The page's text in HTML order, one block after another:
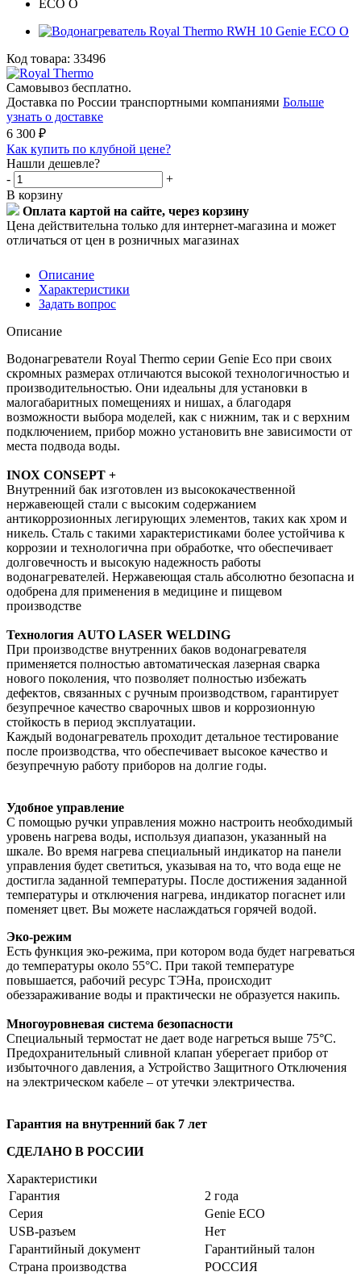
Код товара: 33496
Самовывоз бесплатно.
Доставка по России транспортными компаниями Больше
узнать о доставке
6 300 ₽
Как купить по клубной цене?
Нашли дешевле?
-
+
В корзину
Оплата картой на сайте, через корзину
Цена действительна только для интернет-магазина и может
отличаться от цен в розничных магазинах
Описание
Характеристики
Задать вопрос
Описание
Водонагреватели Royal Thermo серии Genie Eco при своих
скромных размерах отличаются высокой технологичностью и
производительностью. Они идеальны для установки в
малогабаритных помещениях и нишах, а благодаря
возможности выбора моделей, как с нижним, так и с верхним
подключением, прибор можно установить вне зависимости от
места подвода воды.
INOX CONSEPT +
Внутренний бак изготовлен из высококачественной
нержавеющей стали с высоким содержанием
антикоррозионных легирующих элементов, таких как хром и
никель. Сталь с такими характеристиками более устойчива к
коррозии и технологична при обработке, что обеспечивает
долговечность и высокую надежность работы
водонагревателей. Нержавеющая сталь абсолютно безопасна и
одобрена для применения в медицине и пищевом
производстве
Технология AUTO LASER WELDING
При производстве внутренних баков водонагревателя
применяется полностью автоматическая лазерная сварка
нового поколения, что позволяет полностью избежать
дефектов, связанных с ручным производством, гарантирует
безупречное качество сварочных швов и коррозионную
стойкость в период эксплуатации.
Каждый водонагреватель проходит детальное тестирование
после производства, что обеспечивает высокое качество и
безупречную работу приборов на долгие годы.
Удобное управление
С помощью ручки управления можно настроить необходимый
уровень нагрева воды, используя диапазон, указанный на
шкале. Во время нагрева специальный индикатор на панели
управления будет светиться, указывая на то, что вода еще не
достигла заданной температуры. После достижения заданной
температуры и отключения нагрева, индикатор погаснет или
поменяет цвет. Вы можете наслаждаться горячей водой.
Эко-режим
Есть функция эко-режима, при котором вода будет нагреваться
до температуры около 55°С. При такой температуре
повышается, рабочий ресурс ТЭНа, происходит
обеззараживание воды и практически не образуется накипь.
Многоуровневая система безопасности
Специальный термостат не дает воде нагреться выше 75°C.
Предохранительный сливной клапан уберегает прибор от
избыточного давления, а Устройство Защитного Отключения
на электрическом кабеле – от утечки электричества.
Гарантия на внутренний бак 7 лет
СДЕЛАНО В РОССИИ
Характеристики
Гарантия
2 года
Серия
Genie ECO
USB-разъем
Нет
Гарантийный документ
Гарантийный талон
Страна производства
РОССИЯ